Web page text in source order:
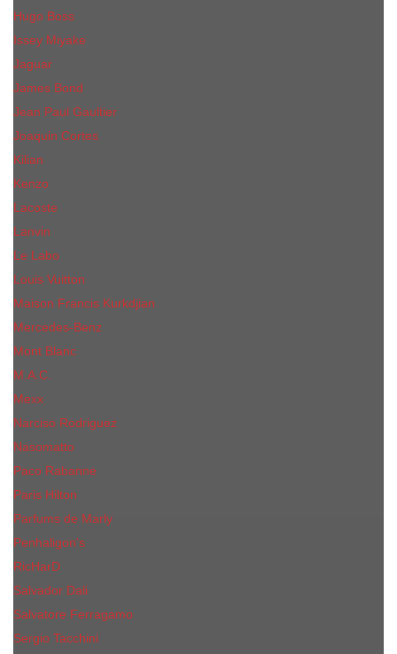
Hugo Boss
Issey Miyake
Jaguar
James Bond
Jean Paul Gaultier
Joaquin Сortes
Kilian
Kenzo
Lacoste
Lanvin
Le Labo
Louis Vuitton
Maison Francis Kurkdjian
Mercedes-Benz
Mont Blanc
M.А.C.
Mexx
Narciso Rodriguez
Nasomatto
Paco Rabanne
Paris Hilton
Parfums de Marly
Penhaligon​'s
RicHarD
Salvador Dali
Salvatore Ferragamo
Sergio Tacchini